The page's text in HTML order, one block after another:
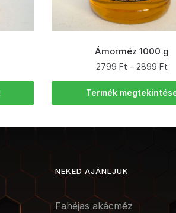
Ámorméz 1000 g
2799 Ft – 2899 Ft
Termék
NEKED AJÁNLJUK
Fahéjas akácméz